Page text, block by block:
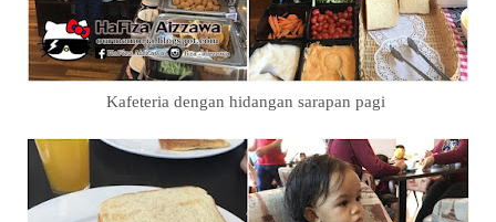
Kafeteria dengan hidangan sarapan pagi